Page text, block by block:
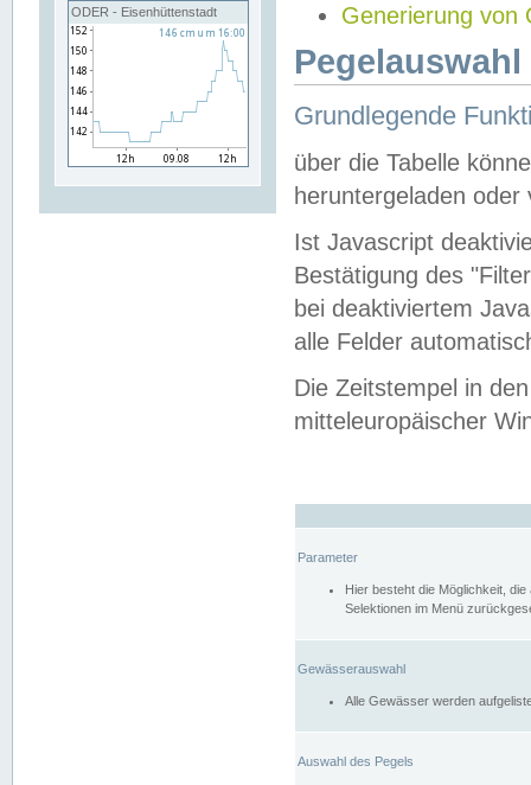
ODER - Eisenhüttenstadt
Generierung von
Grundlegende
über die Tabelle
heruntergeladen oder
Ist Javascript
Bestätigung des
bei deaktiviertem
alle Felder
Die Zeitstempel in
mitteleuropäischer
Parameter
Hier besteht die Möglichkeit,
Selektionen im Menü
Gewässerauswahl
Alle Gewässer werden
Auswahl des Pegels